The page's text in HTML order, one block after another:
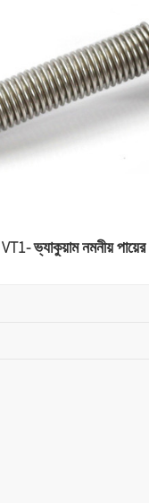
VT1- ভ্যাকুয়াম নমনীয় পায়ের